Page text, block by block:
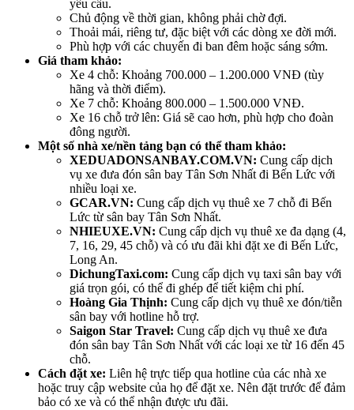
yêu cầu.
Chủ động về thời gian, không phải chờ đợi.
Thoải mái, riêng tư, đặc biệt với các dòng xe đời mới.
Phù hợp với các chuyến đi ban đêm hoặc sáng sớm.
Giá tham khảo:
Xe 4 chỗ: Khoảng 700.000 – 1.200.000 VNĐ (tùy
hãng và thời điểm).
Xe 7 chỗ: Khoảng 800.000 – 1.500.000 VNĐ.
Xe 16 chỗ trở lên: Giá sẽ cao hơn, phù hợp cho đoàn
đông người.
Một số nhà xe/nền tảng bạn có thể tham khảo:
XEDUADONSANBAY.COM.VN: Cung cấp dịch
vụ xe đưa đón sân bay Tân Sơn Nhất đi Bến Lức với
nhiều loại xe.
GCAR.VN: Cung cấp dịch vụ thuê xe 7 chỗ đi Bến
Lức từ sân bay Tân Sơn Nhất.
NHIEUXE.VN: Cung cấp dịch vụ thuê xe đa dạng (4,
7, 16, 29, 45 chỗ) và có ưu đãi khi đặt xe đi Bến Lức,
Long An.
DichungTaxi.com: Cung cấp dịch vụ taxi sân bay với
giá trọn gói, có thể đi ghép để tiết kiệm chi phí.
Hoàng Gia Thịnh: Cung cấp dịch vụ thuê xe đón/tiễn
sân bay với hotline hỗ trợ.
Saigon Star Travel: Cung cấp dịch vụ thuê xe đưa
đón sân bay Tân Sơn Nhất với các loại xe từ 16 đến 45
chỗ.
Cách đặt xe: Liên hệ trực tiếp qua hotline của các nhà xe
hoặc truy cập website của họ để đặt xe. Nên đặt trước để đảm
bảo có xe và có thể nhận được ưu đãi.